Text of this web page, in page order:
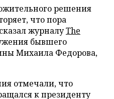
решения
что пора
журналуThe
бывшего
Михаила Федорова,
отмечали, что
к президенту